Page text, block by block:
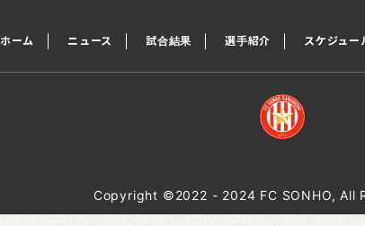
ホーム ニュース 試合結果 選手紹介 スケジュー
Copyright ©2022 - 2024 FC SONHO, All